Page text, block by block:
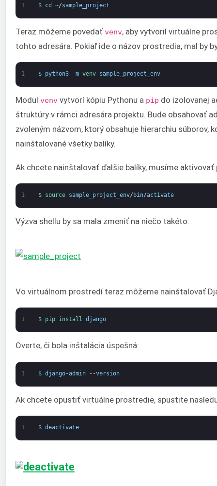
1 $ cd ~/sample_project
Teraz môžeme povedať venv, aby vytvoril virtuálne
tohto adresára. Pokiaľ ide o názov prostredia, mal by
1 $ python3 -m venv sample_project_env
Modul venv vytvorí kópiu Pythonu a pip do izolovanej
štruktúry v rámci adresára projektu. Bude obsahovať
zvoleným názvom, ktorý obsahuje hierarchiu súborov,
nainštalované všetky balíky.
Ak chcete nainštalovať ďalšie balíky, musíme
1 $ source sample_project_env/ bin/activate
Výzva shellu by sa mala zmeniť na niečo takéto:
Vo virtuálnom prostredí teraz môžeme nainštalovať
1 $ pip install django
Overte, či bola inštalácia úspešná:
1 $ django-admin --version
Ak chcete opustiť virtuálne prostredie, spustite
1 $ deactivate